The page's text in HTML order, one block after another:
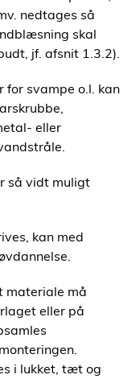
nedtages så
skal
jf. afsnit 1.3.2).
for svampe o.l. kan
eller
så vidt muligt
kan med
materiale må
eller på
i lukket, tæt og